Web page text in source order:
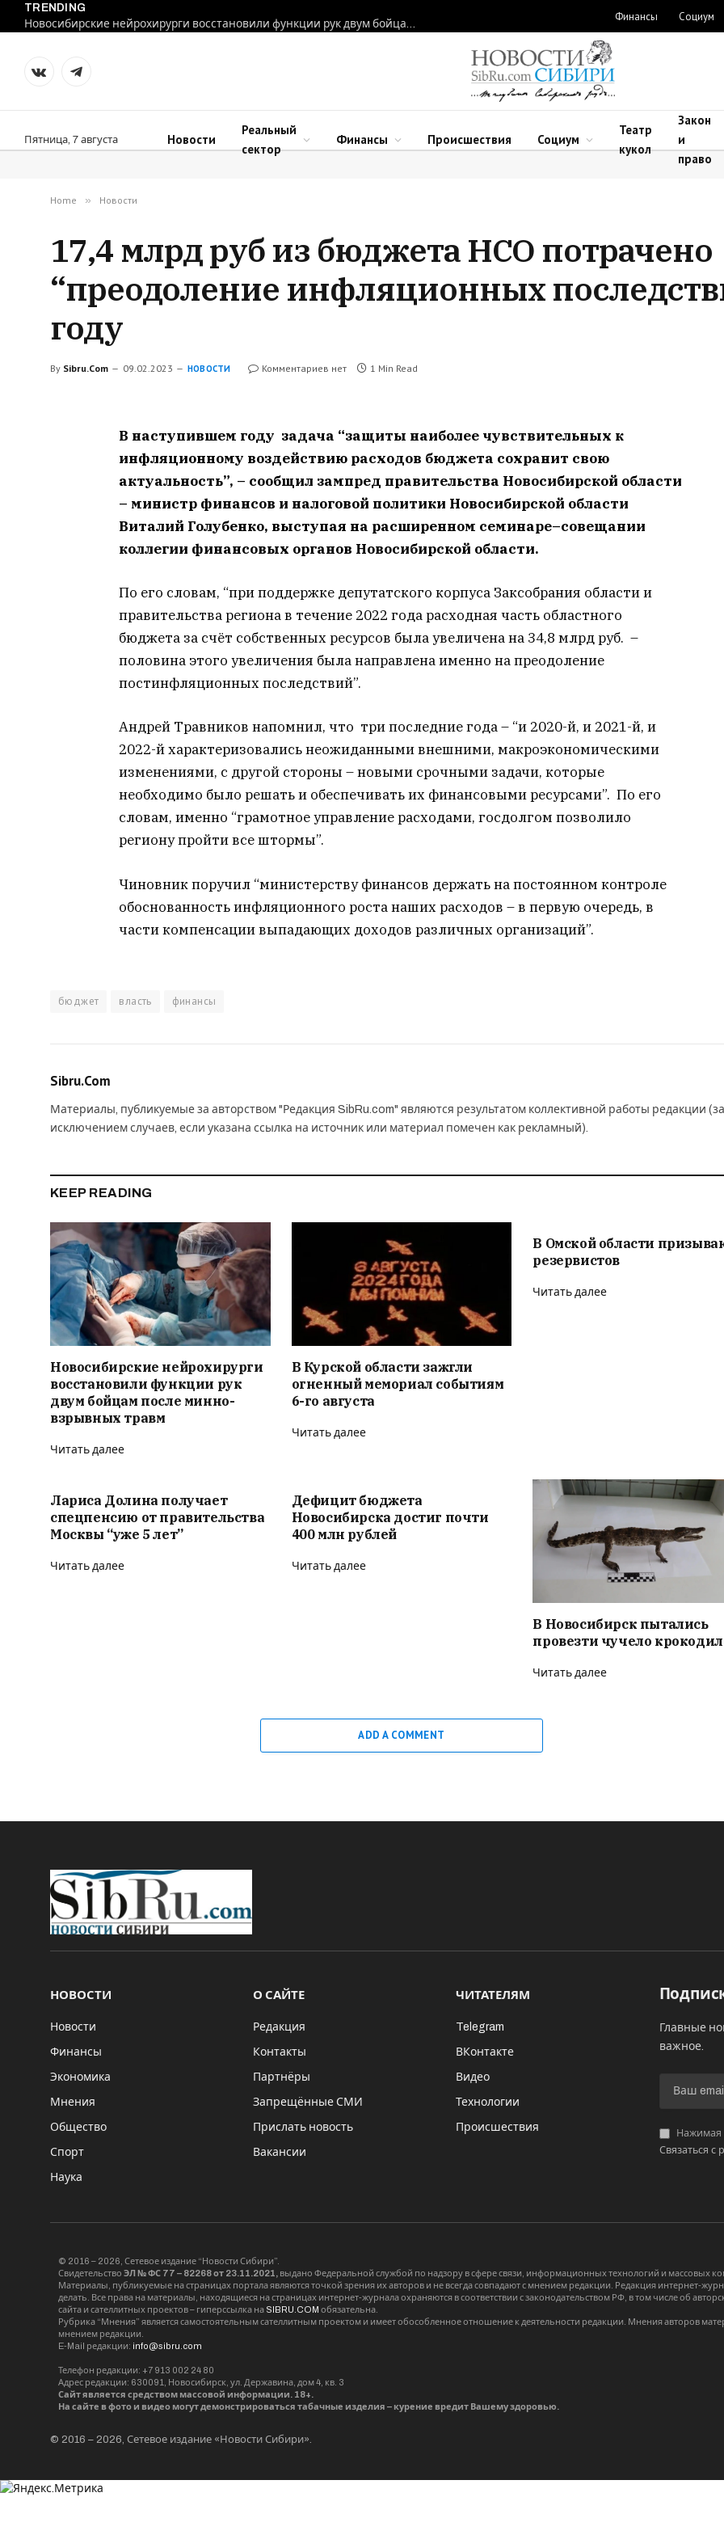
TRENDING
Новосибирские нейрохирурги восстановили функции рук двум бойцам после минно-взрывных травм
Финансы Социум
VKontakteTelegram
Пятница, 7 августа Новости
Реальный
сектор
Финансы Происшествия Социум
Театр
кукол
Закон
и
право
Home » Новости
17,4 млрд руб из бюджета НСО
“преодоление инфляционных
году
By Sibru.Com 09.02.2023 НОВОСТИ Комментариев нет 1 Min Read
В наступившем году задача “защиты наиболее чувствительных к
инфляционному воздействию расходов бюджета сохранит свою
актуальность”, – сообщил зампред правительства Новосибирской области
– министр финансов и налоговой политики Новосибирской области
Виталий Голубенко, выступая на расширенном семинаре–совещании
коллегии финансовых органов Новосибирской области.
По его словам, “при поддержке депутатского корпуса Заксобрания области и
правительства региона в течение 2022 года расходная часть областного
бюджета за счёт собственных ресурсов была увеличена на 34,8 млрд руб. –
половина этого увеличения была направлена именно на преодоление
постинфляционных последствий”.
Андрей Травников напомнил, что три последние года – “и 2020-й, и 2021-й, и
2022-й характеризовались неожиданными внешними, макроэкономическими
изменениями, с другой стороны – новыми срочными задачи, которые
необходимо было решать и обеспечивать их финансовыми ресурсами”. По его
словам, именно “грамотное управление расходами, госдолгом позволило
региону пройти все штормы”.
Чиновник поручил “министерству финансов держать на постоянном контроле
обоснованность инфляционного роста наших расходов – в первую очередь, в
части компенсации выпадающих доходов различных организаций”.
бюджет власть финансы
Sibru.Com
Материалы, публикуемые за авторством "Редакция SibRu.com" являются результатом коллективной работы редакции (за
исключением случаев, если указана ссылка на источник или материал помечен как рекламный).
KEEP READING
Новосибирские нейрохирурги
восстановили функции рук
двум бойцам после минно-
взрывных травм
Читать далее
В Курской области зажгли
огненный мемориал событиям
6-го августа
Читать далее
В Омской области
резервистов
Читать далее
Лариса Долина получает
спецпенсию от правительства
Москвы “уже 5 лет”
Читать далее
Дефицит бюджета
Новосибирска достиг почти
400 млн рублей
Читать далее
В Новосибирск пытались
провезти чучело
Читать далее
ADD A COMMENT
НОВОСТИ
Новости
Финансы
Экономика
Мнения
Общество
Спорт
Наука
О САЙТЕ
Редакция
Контакты
Партнёры
Запрещённые СМИ
Прислать новость
Вакансии
ЧИТАТЕЛЯМ
Telegram
ВКонтакте
Видео
Технологии
Происшествия
Главные
важное.
Нажимая
Связаться с
© 2016 – 2026, Сетевое издание “Новости Сибири”.
Свидетельство ЭЛ № ФС 77 – 82268 от 23.11.2021, выдано Федеральной службой по надзору в сфере связи, информационных технологий и массовых
Материалы, публикуемые на страницах портала являются точкой зрения их авторов и не всегда совпадают с мнением редакции. Редакция интернет-
делать. Все права на материалы, находящиеся на страницах интернет-журнала охраняются в соответствии с законодательством РФ, в том числе об
сайта и сателлитных проектов – гиперссылка на SIBRU.COM обязательна.
Рубрика “Мнения” является самостоятельным сателлитным проектом и имеет обособленное отношение к деятельности редакции. Мнения авторов
мнением редакции.
E-Mail редакции: info@sibru.com
Телефон редакции: +7 913 002 24 80
Адрес редакции: 630091, Новосибирск, ул. Державина, дом 4, кв. 3
Сайт является средством массовой информации. 18+.
На сайте в фото и видео могут демонстрироваться табачные изделия – курение вредит Вашему здоровью.
© 2016 – 2026, Сетевое издание «Новости Сибири».